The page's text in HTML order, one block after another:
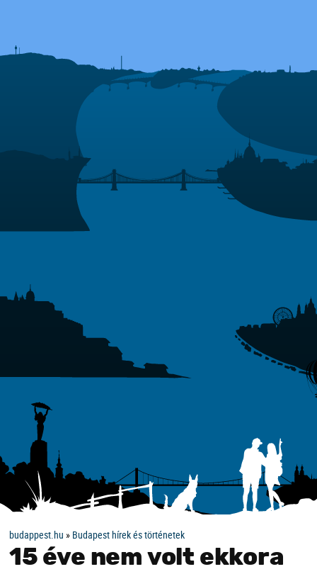
budappest.hu » Budapest hírek és történetek
15 éve nem volt ekkora